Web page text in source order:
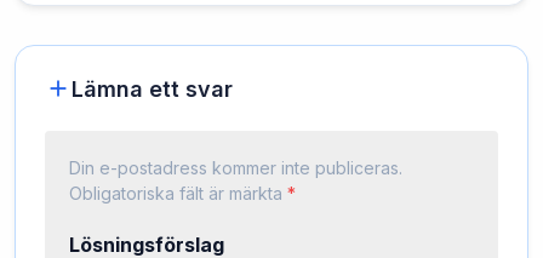
Lämna ett svar
Din e-postadress kommer inte publiceras.
Obligatoriska fält är märkta *
Lösningsförslag